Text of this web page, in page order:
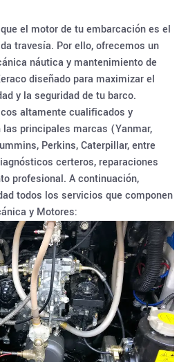
el motor de tu embarcación es el
travesía. Por ello, ofrecemos un
náutica y mantenimiento de
diseñado para maximizar el
y la seguridad de tu barco.
altamente cualificados y
principales marcas (Yanmar,
Perkins, Caterpillar, entre
certeros, reparaciones
profesional. A continuación,
todos los servicios que componen
y Motores: